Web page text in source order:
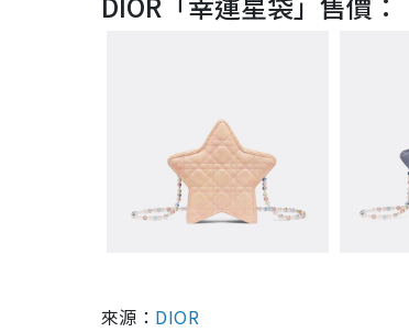
來源： DIOR